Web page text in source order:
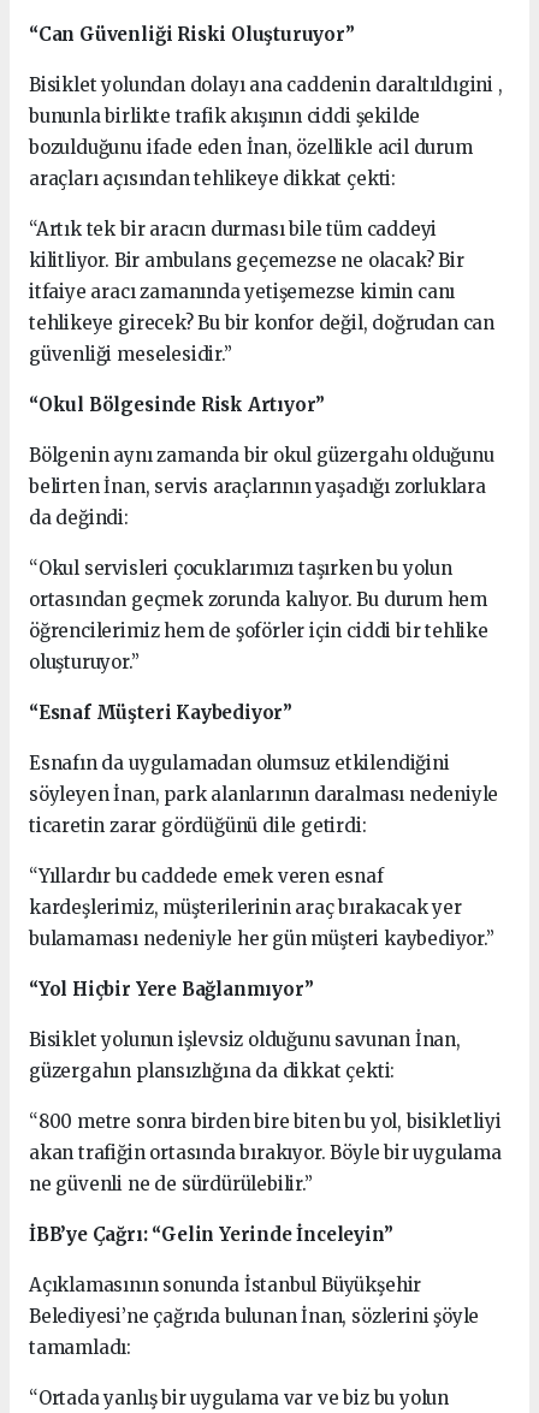
“Can Güvenliği Riski Oluşturuyor”
Bisiklet yolundan dolayı ana caddenin daraltıldıgini ,
bununla birlikte trafik akışının ciddi şekilde
bozulduğunu ifade eden İnan, özellikle acil durum
araçları açısından tehlikeye dikkat çekti:
“Artık tek bir aracın durması bile tüm caddeyi
kilitliyor. Bir ambulans geçemezse ne olacak? Bir
itfaiye aracı zamanında yetişemezse kimin canı
tehlikeye girecek? Bu bir konfor değil, doğrudan can
güvenliği meselesidir.”
“Okul Bölgesinde Risk Artıyor”
Bölgenin aynı zamanda bir okul güzergahı olduğunu
belirten İnan, servis araçlarının yaşadığı zorluklara
da değindi:
“Okul servisleri çocuklarımızı taşırken bu yolun
ortasından geçmek zorunda kalıyor. Bu durum hem
öğrencilerimiz hem de şoförler için ciddi bir tehlike
oluşturuyor.”
“Esnaf Müşteri Kaybediyor”
Esnafın da uygulamadan olumsuz etkilendiğini
söyleyen İnan, park alanlarının daralması nedeniyle
ticaretin zarar gördüğünü dile getirdi:
“Yıllardır bu caddede emek veren esnaf
kardeşlerimiz, müşterilerinin araç bırakacak yer
bulamaması nedeniyle her gün müşteri kaybediyor.”
“Yol Hiçbir Yere Bağlanmıyor”
Bisiklet yolunun işlevsiz olduğunu savunan İnan,
güzergahın plansızlığına da dikkat çekti:
“800 metre sonra birden bire biten bu yol, bisikletliyi
akan trafiğin ortasında bırakıyor. Böyle bir uygulama
ne güvenli ne de sürdürülebilir.”
İBB’ye Çağrı: “Gelin Yerinde İnceleyin”
Açıklamasının sonunda İstanbul Büyükşehir
Belediyesi’ne çağrıda bulunan İnan, sözlerini şöyle
tamamladı:
“Ortada yanlış bir uygulama var ve biz bu yolun